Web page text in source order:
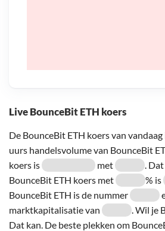
Live BounceBit ETH koers
De BounceBit ETH koers van vandaag
uurs handelsvolume van BounceBit
koers is
met
.
BounceBit ETH koers met
% is
BounceBit ETH is de nummer
marktkapitalisatie van
. Wil je
Dat kan. De beste plekken om